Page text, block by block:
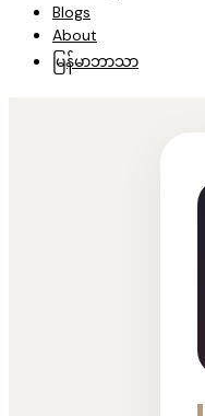
Blogs
About
မြန်မာဘာသာ